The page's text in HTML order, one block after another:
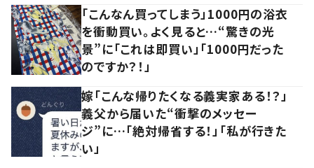
「こんなん買ってしまう」1000円の浴衣
を衝動買い。よく見ると…“驚きの光
景”に「これは即買い」「1000円だった
のですか？！」
嫁「こんな帰りたくなる義実家ある！？」
義父から届いた“衝撃のメッセー
ジ”に…「絶対帰省する！」「私が行きた
い」